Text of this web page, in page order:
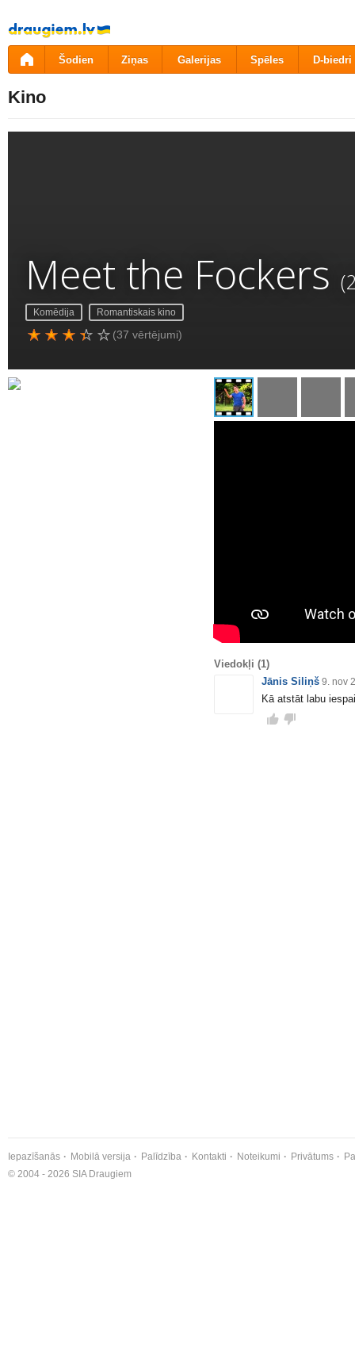
Pāriet
uz
saturu
Šodien Ziņas Galerijas Spēles D-biedri
Kino
Meet the Fockers
Komēdija Romantiskais kino
(37 vērtējumi)
Viedokļi (1)
Jānis Siliņš 9. nov
Kā atstāt labu
Iepazīšanās Mobilā versija Palīdzība Kontakti Noteikumi Privātums
© 2004 - 2026 SIA Draugiem